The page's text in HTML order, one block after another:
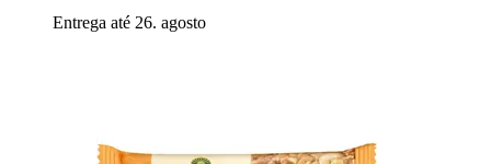
Entrega até 26. agosto